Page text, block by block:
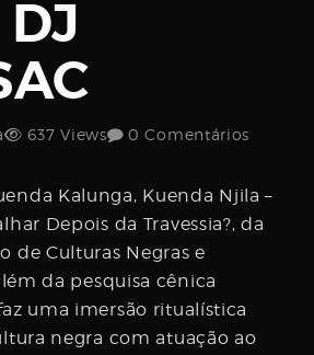
637 Views 0 Comentários
Kalunga, Kuenda Njila –
Depois da Travessia?, da
de Culturas Negras e
da pesquisa cênica
uma imersão ritualística
negra com atuação ao